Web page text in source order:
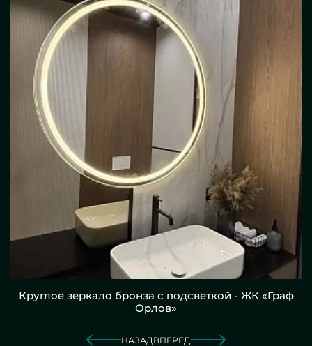
Круглое зеркало бронза с подсветкой - ЖК «Граф
Орлов»
НАЗАД ВПЕРЕД